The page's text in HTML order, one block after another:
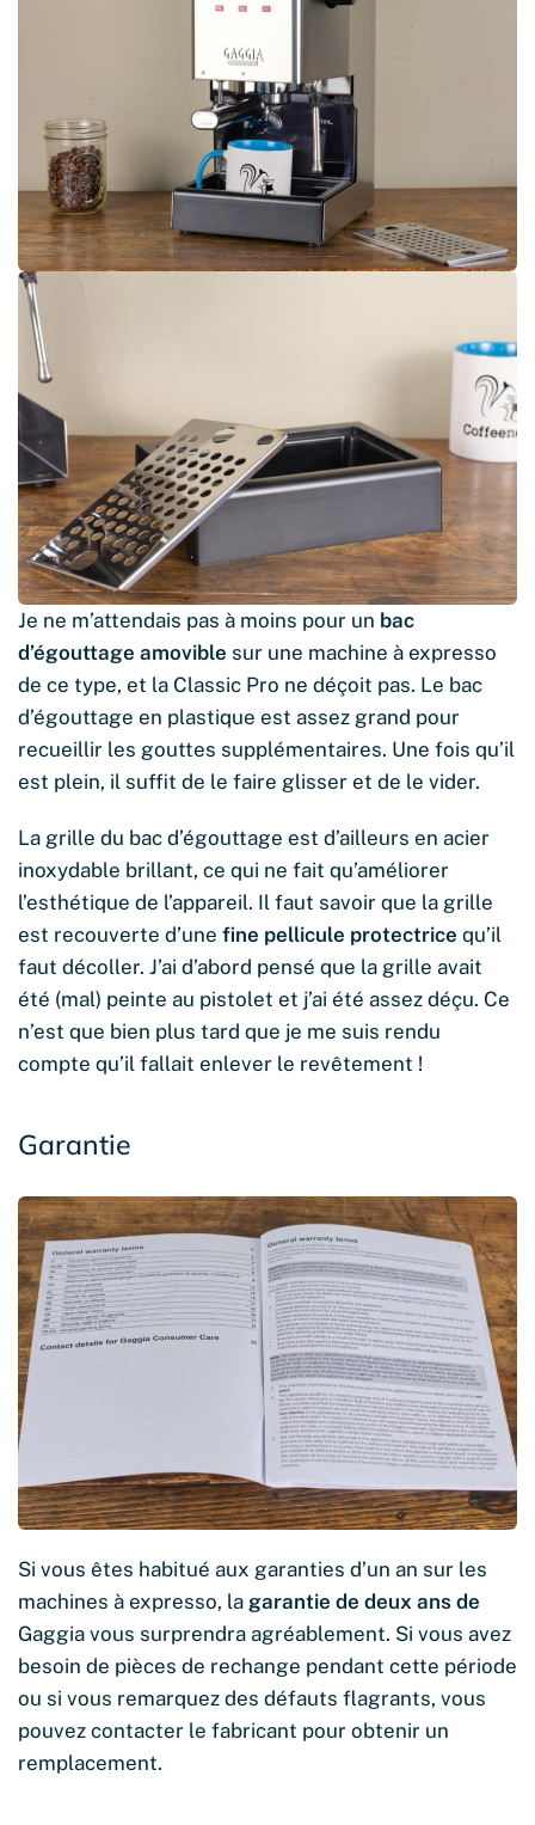
Je ne m’attendais pas à moins pour un bac
d’égouttage amovible sur une machine à expresso
de ce type, et la Classic Pro ne déçoit pas. Le bac
d’égouttage en plastique est assez grand pour
recueillir les gouttes supplémentaires. Une fois qu’il
est plein, il suffit de le faire glisser et de le vider.
La grille du bac d’égouttage est d’ailleurs en acier
inoxydable brillant, ce qui ne fait qu’améliorer
l’esthétique de l’appareil. Il faut savoir que la grille
est recouverte d’une fine pellicule protectrice qu’il
faut décoller. J’ai d’abord pensé que la grille avait
été (mal) peinte au pistolet et j’ai été assez déçu. Ce
n’est que bien plus tard que je me suis rendu
compte qu’il fallait enlever le revêtement !
Garantie
Si vous êtes habitué aux garanties d’un an sur les
machines à expresso, la garantie de deux ans de
Gaggia vous surprendra agréablement. Si vous avez
besoin de pièces de rechange pendant cette période
ou si vous remarquez des défauts flagrants, vous
pouvez contacter le fabricant pour obtenir un
remplacement.